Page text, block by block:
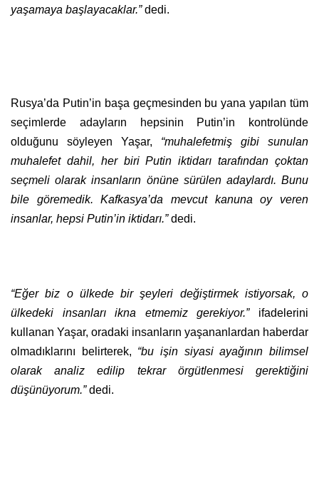
yaşamaya başlayacaklar.”dedi.
Rusya’da Putin’in başa geçmesinden bu yana yapılan tüm
seçimlerde adayların hepsinin Putin’in kontrolünde
olduğunu söyleyen Yaşar, “muhalefetmiş gibi sunulan
muhalefet dahil, her biri Putin iktidarı tarafından çoktan
seçmeli olarak insanların önüne sürülen adaylardı. Bunu
bile göremedik. Kafkasya’da mevcut kanuna oy veren
insanlar, hepsi Putin’in iktidarı.”dedi.
“Eğer biz o ülkede bir şeyleri değiştirmek istiyorsak, o
ülkedeki insanları ikna etmemiz gerekiyor.”ifadelerini
kullanan Yaşar, oradaki insanların yaşananlardan haberdar
olmadıklarını belirterek, “bu işin siyasi ayağının bilimsel
olarak analiz edilip tekrar örgütlenmesi gerektiğini
düşünüyorum.”dedi.